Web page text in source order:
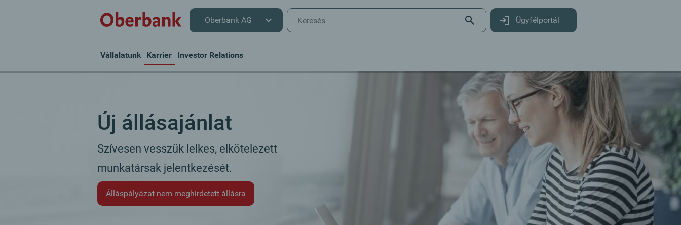
Oberbank AG Ügyfélportál
Vállalatunk Karrier Investor Relations
Új állásajánlat
Szívesen vesszük lelkes, elkötelezett
munkatársak jelentkezését.
Álláspályázat nem meghirdetett állásra